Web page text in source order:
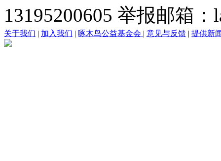
13195200605 举报邮箱
关于我们 | 加入我们 | 啄木鸟公益基金会 | 意见与反馈 | 提供新